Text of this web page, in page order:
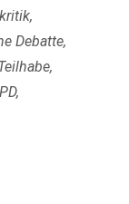
,
Debatte,
,
,